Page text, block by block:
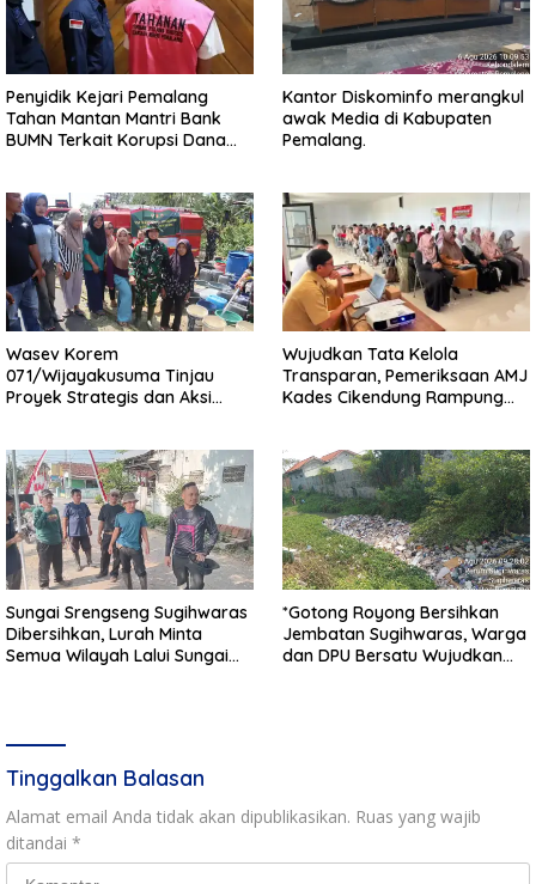
Penyidik Kejari Pemalang
Tahan Mantan Mantri Bank
BUMN Terkait Korupsi Dana
Kantor Diskominfo merangkul
awak Media di Kabupaten
Pemalang.
Wasev Korem
071/Wijayakusuma Tinjau
Proyek Strategis dan Aksi
Wujudkan Tata Kelola
Transparan, Pemeriksaan AMJ
Kades Cikendung Rampung
Sungai Srengseng Sugihwaras
Dibersihkan, Lurah Minta
Semua Wilayah Lalui Sungai
*Gotong Royong Bersihkan
Jembatan Sugihwaras, Warga
dan DPU Bersatu Wujudkan
Tinggalkan Balasan
Alamat email Anda tidak akan dipublikasikan. Ruas yang wajib
ditandai *